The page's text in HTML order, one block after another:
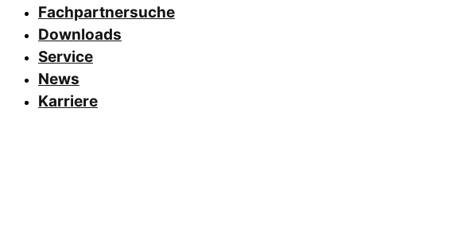
Fachpartnersuche
Downloads
Service
News
Karriere